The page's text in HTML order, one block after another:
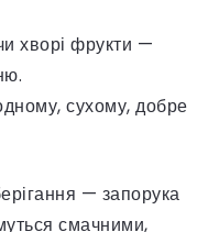
хворі фрукти —
сухому, добре
— запорука
смачними,